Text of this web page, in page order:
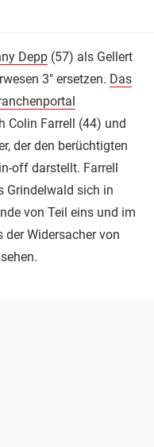
Depp (57) als Gellert
3" ersetzen. Das
Colin Farrell (44) und
der den berüchtigten
off darstellt. Farrell
Grindelwald sich in
von Teil eins und im
Widersacher von